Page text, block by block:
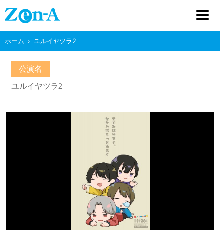
ホーム ユルイヤツラ2
公演名
ユルイヤツラ2